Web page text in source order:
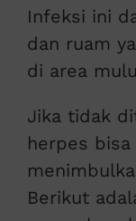
Infeksi ini
dan ruam
di area
Jika tidak
herpes
Berikut